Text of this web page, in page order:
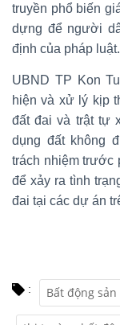
truyền phổ biến
dựng để người
định của pháp luật.
UBND TP Kon
hiện và xử lý kịp
đất đai và trật tự
dụng đất không
trách nhiệm trước
để xảy ra tình
đai tại các dự án
: Bất động sản